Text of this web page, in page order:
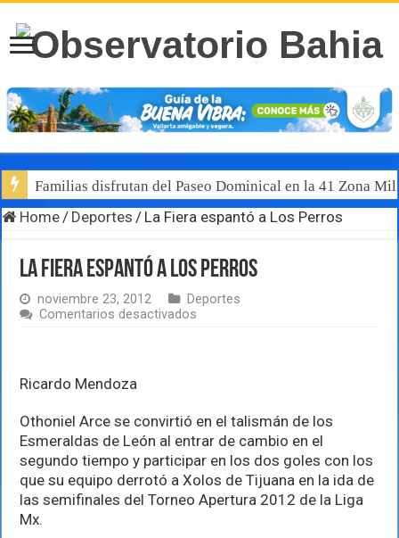
Familias disfrutan del Paseo Dominical en la 41 Zona
Home / Deportes / La Fiera espantó a Los Perros
La Fiera espantó a Los Perros
noviembre 23, 2012
Deportes
Comentarios desactivados
Ricardo Mendoza
Othoniel Arce se convirtió en el talismán de los
Esmeraldas de León al entrar de cambio en el
segundo tiempo y participar en los dos goles con los
que su equipo derrotó a Xolos de Tijuana en la ida de
las semifinales del Torneo Apertura 2012 de la Liga
Mx.